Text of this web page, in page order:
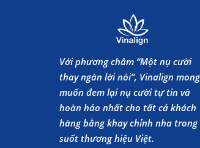
Với phương châm “Một nụ cười
thay ngàn lời nói”, Vinalign mong
muốn đem lại nụ cười tự tin và
hoàn hảo nhất cho tất cả khách
hàng bằng khay chỉnh nha trong
suốt thương hiệu Việt.